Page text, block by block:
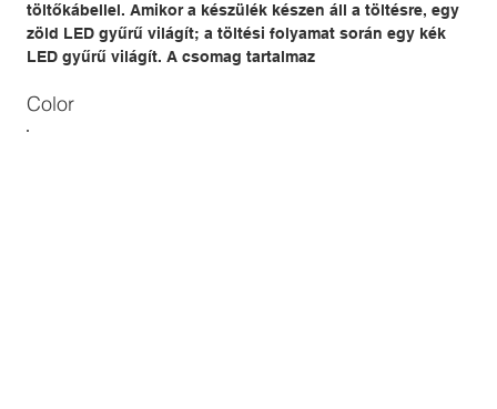
töltőkábellel. Amikor a készülék készen áll a töltésre, egy
zöld LED gyűrű világít; a töltési folyamat során egy kék
LED gyűrű világít. A csomag tartalmaz
Color